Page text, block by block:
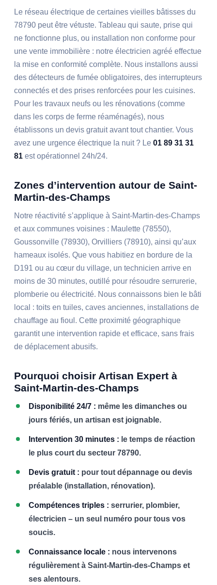
Le réseau électrique de certaines vieilles bâtisses du
78790 peut être vétuste. Tableau qui saute, prise qui
ne fonctionne plus, ou installation non conforme pour
une vente immobilière : notre électricien agréé effectue
la mise en conformité complète. Nous installons aussi
des détecteurs de fumée obligatoires, des interrupteurs
connectés et des prises renforcées pour les cuisines.
Pour les travaux neufs ou les rénovations (comme
dans les corps de ferme réaménagés), nous
établissons un devis gratuit avant tout chantier. Vous
avez une urgence électrique la nuit ? Le01 89 31 31
81 est opérationnel 24h/24.
Zones d’intervention autour de Saint-
Martin-des-Champs
Notre réactivité s’applique à Saint-Martin-des-Champs
et aux communes voisines : Maulette (78550),
Goussonville (78930), Orvilliers (78910), ainsi qu’aux
hameaux isolés. Que vous habitiez en bordure de la
D191 ou au cœur du village, un technicien arrive en
moins de 30 minutes, outillé pour résoudre serrurerie,
plomberie ou électricité. Nous connaissons bien le bâti
local : toits en tuiles, caves anciennes, installations de
chauffage au fioul. Cette proximité géographique
garantit une intervention rapide et efficace, sans frais
de déplacement abusifs.
Pourquoi choisir Artisan Expert à
Saint-Martin-des-Champs
Disponibilité 24/7 : même les dimanches ou
jours fériés, un artisan est joignable.
Intervention 30 minutes : le temps de réaction
le plus court du secteur 78790.
Devis gratuit : pour tout dépannage ou devis
préalable (installation, rénovation).
Compétences triples : serrurier, plombier,
électricien – un seul numéro pour tous vos
soucis.
Connaissance locale : nous intervenons
régulièrement à Saint-Martin-des-Champs et
ses alentours.